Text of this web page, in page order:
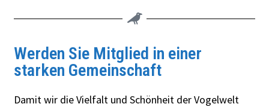
Werden Sie Mitglied in einer
starken Gemeinschaft
Damit wir die Vielfalt und Schönheit der Vogelwelt